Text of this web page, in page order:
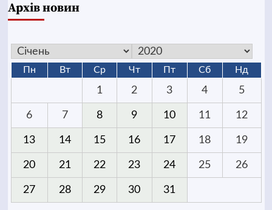
Архів новин
Пн Вт Ср Чт Пт Сб Нд
1 2 3 4 5
6 7 8 9 10 11 12
13 14 15 16 17 18 19
20 21 22 23 24 25 26
27 28 29 30 31